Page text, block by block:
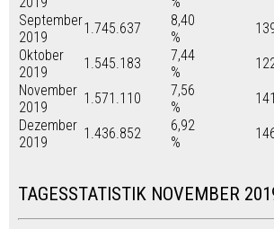
September
2019
1.745.637
8,40
%
Oktober
2019
1.545.183
7,44
%
November
2019
1.571.110
7,56
%
Dezember
2019
1.436.852
6,92
%
TAGESSTATISTIK NOVEMBER